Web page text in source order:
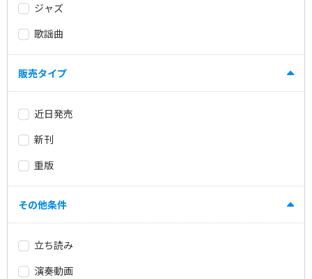
ジャズ
歌謡曲
販売タイプ
近日発売
新刊
重版
その他条件
立ち読み
演奏動画